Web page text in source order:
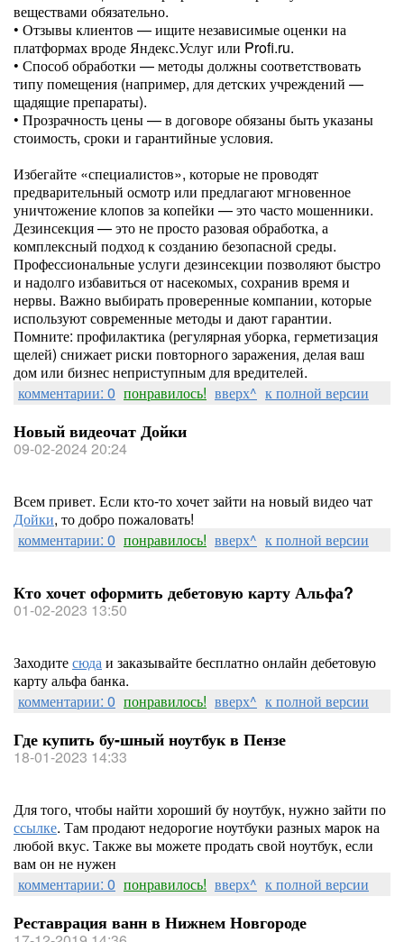
веществами обязательно.
• Отзывы клиентов — ищите независимые оценки на
платформах вроде Яндекс.Услуг или Profi.ru.
• Способ обработки — методы должны соответствовать
типу помещения (например, для детских учреждений —
щадящие препараты).
• Прозрачность цены — в договоре обязаны быть указаны
стоимость, сроки и гарантийные условия.
Избегайте «специалистов», которые не проводят
предварительный осмотр или предлагают мгновенное
уничтожение клопов за копейки — это часто мошенники.
Дезинсекция — это не просто разовая обработка, а
комплексный подход к созданию безопасной среды.
Профессиональные услуги дезинсекции позволяют быстро
и надолго избавиться от насекомых, сохранив время и
нервы. Важно выбирать проверенные компании, которые
используют современные методы и дают гарантии.
Помните: профилактика (регулярная уборка, герметизация
щелей) снижает риски повторного заражения, делая ваш
дом или бизнес неприступным для вредителей.
комментарии: 0 понравилось! вверх^ к полной версии
Новый видеочат Дойки
09-02-2024 20:24
Всем привет. Если кто-то хочет зайти на новый видео чат
Дойки, то добро пожаловать!
комментарии: 0 понравилось! вверх^ к полной версии
Кто хочет оформить дебетовую карту Альфа?
01-02-2023 13:50
Заходитесюдаи заказывайте бесплатно онлайн дебетовую
карту альфа банка.
комментарии: 0 понравилось! вверх^ к полной версии
Где купить бу-шный ноутбук в Пензе
18-01-2023 14:33
Для того, чтобы найти хороший бу ноутбук, нужно зайти по
ссылке. Там продают недорогие ноутбуки разных марок на
любой вкус. Также вы можете продать свой ноутбук, если
вам он не нужен
комментарии: 0 понравилось! вверх^ к полной версии
Реставрация ванн в Нижнем Новгороде